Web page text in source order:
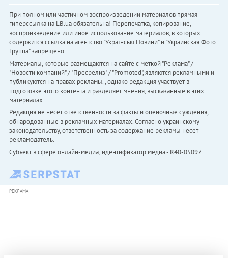
При полном или частичном воспроизведении материалов прямая
гиперссылка на LB.ua обязательна! Перепечатка, копирование,
воспроизведение или иное использование материалов, в которых
содержится ссылка на агентство "Українськi Новини" и "Украинская Фото
Группа" запрещено.
Материалы, которые размещаются на сайте с меткой "Реклама" /
"Новости компаний" / "Пресрелиз" / "Promoted", являются рекламными и
публикуются на правах рекламы. , однако редакция участвует в
подготовке этого контента и разделяет мнения, высказанные в этих
материалах.
Редакция не несет ответственности за факты и оценочные суждения,
обнародованные в рекламных материалах. Согласно украинскому
законодательству, ответственность за содержание рекламы несет
рекламодатель.
Субъект в сфере онлайн-медиа; идентификатор медиа - R40-05097
РЕКЛАМА